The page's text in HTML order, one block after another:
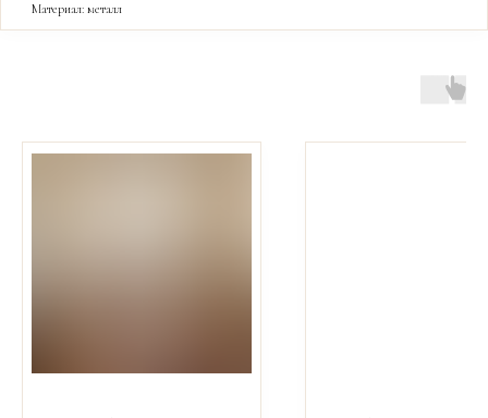
Материал: металл